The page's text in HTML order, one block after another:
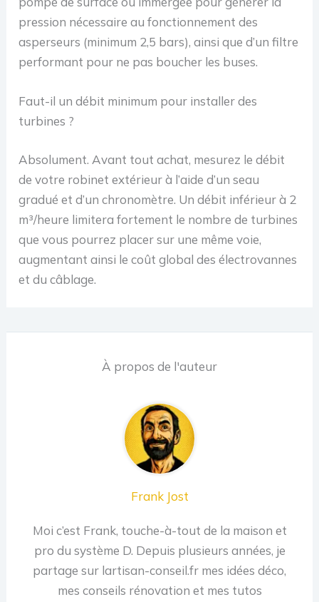
pression nécessaire au fonctionnement des
asperseurs (minimum 2,5 bars), ainsi que d’un filtre
performant pour ne pas boucher les buses.
Faut-il un débit minimum pour installer des
turbines ?
Absolument. Avant tout achat, mesurez le débit
de votre robinet extérieur à l’aide d’un seau
gradué et d’un chronomètre. Un débit inférieur à 2
m³/heure limitera fortement le nombre de turbines
que vous pourrez placer sur une même voie,
augmentant ainsi le coût global des électrovannes
et du câblage.
À propos de l'auteur
Frank Jost
Moi c’est Frank, touche-à-tout de la maison et
pro du système D. Depuis plusieurs années, je
partage sur lartisan-conseil.fr mes idées déco,
mes conseils rénovation et mes tutos